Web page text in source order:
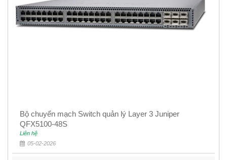
Bộ chuyển mạch Switch quản lý Layer 3 Juniper
QFX5100-48S
Liên hệ
05-02-2026